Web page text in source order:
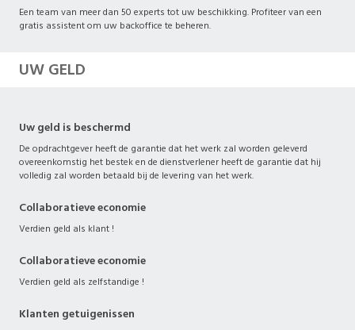
Een team van meer dan 50 experts tot uw beschikking. Profiteer van een
gratis assistent om uw backoffice te beheren.
UW GELD
Uw geld is beschermd
De opdrachtgever heeft de garantie dat het werk zal worden geleverd
overeenkomstig het bestek en de dienstverlener heeft de garantie dat hij
volledig zal worden betaald bij de levering van het werk.
Collaboratieve economie
Verdien geld als klant !
Collaboratieve economie
Verdien geld als zelfstandige !
Klanten getuigenissen